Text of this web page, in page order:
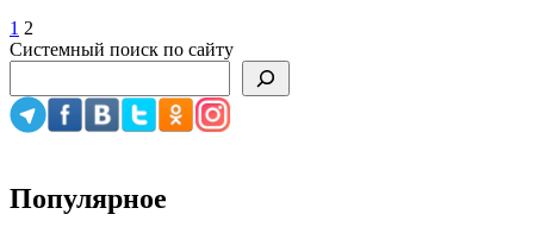
Пагинация
записей
Предыдущая
страница
Страница
1 Страница
2
Системный поиск по сайту
Популярное